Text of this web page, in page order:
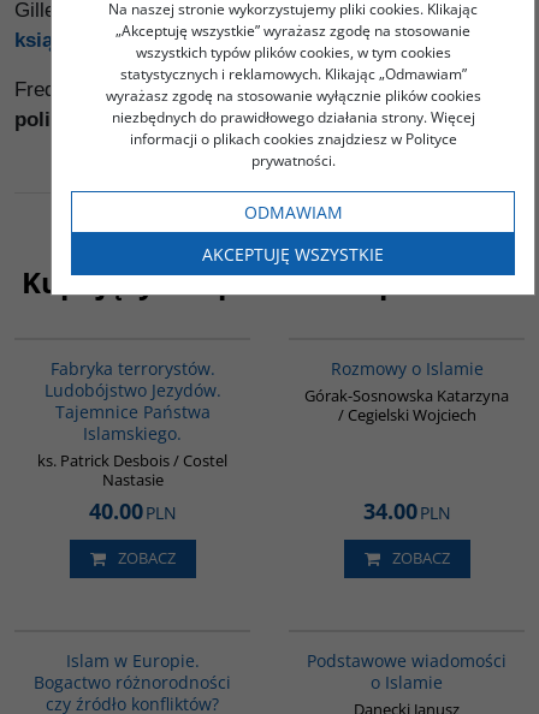
Gilles Kepel -Fitna. Wojna w sercu islamuzobacz
książkę
Fred Halliday -Islam i mit konfrontacji. Religia i
polityka na Bliskich Wschodzie zobacz książkę
Kupujący ten produkt kupili także:
Fabryka terrorystów.
Ludobójstwo Jezydów.
Tajemnice Państwa
Islamskiego.
ks. Patrick Desbois / Costel
Nastasie
40.00PLN
ZOBACZ
Rozmowy o Islamie
Górak-Sosnowska Katarzyna
/ Cegielski Wojciech
34.00PLN
ZOBACZ
Islam w Europie.
Bogactwo różnorodności
czy źródło konfliktów?
Podstawowe wiadomości
o Islamie
Danecki Janusz
Na naszej stronie wykorzystujemy pliki cookies. Klikając
„Akceptuję wszystkie” wyrażasz zgodę na stosowanie
wszystkich typów plików cookies, w tym cookies
statystycznych i reklamowych. Klikając „Odmawiam”
wyrażasz zgodę na stosowanie wyłącznie plików cookies
niezbędnych do prawidłowego działania strony. Więcej
informacji o plikach cookies znajdziesz w Polityce
prywatności.
ODMAWIAM
AKCEPTUJĘ WSZYSTKIE